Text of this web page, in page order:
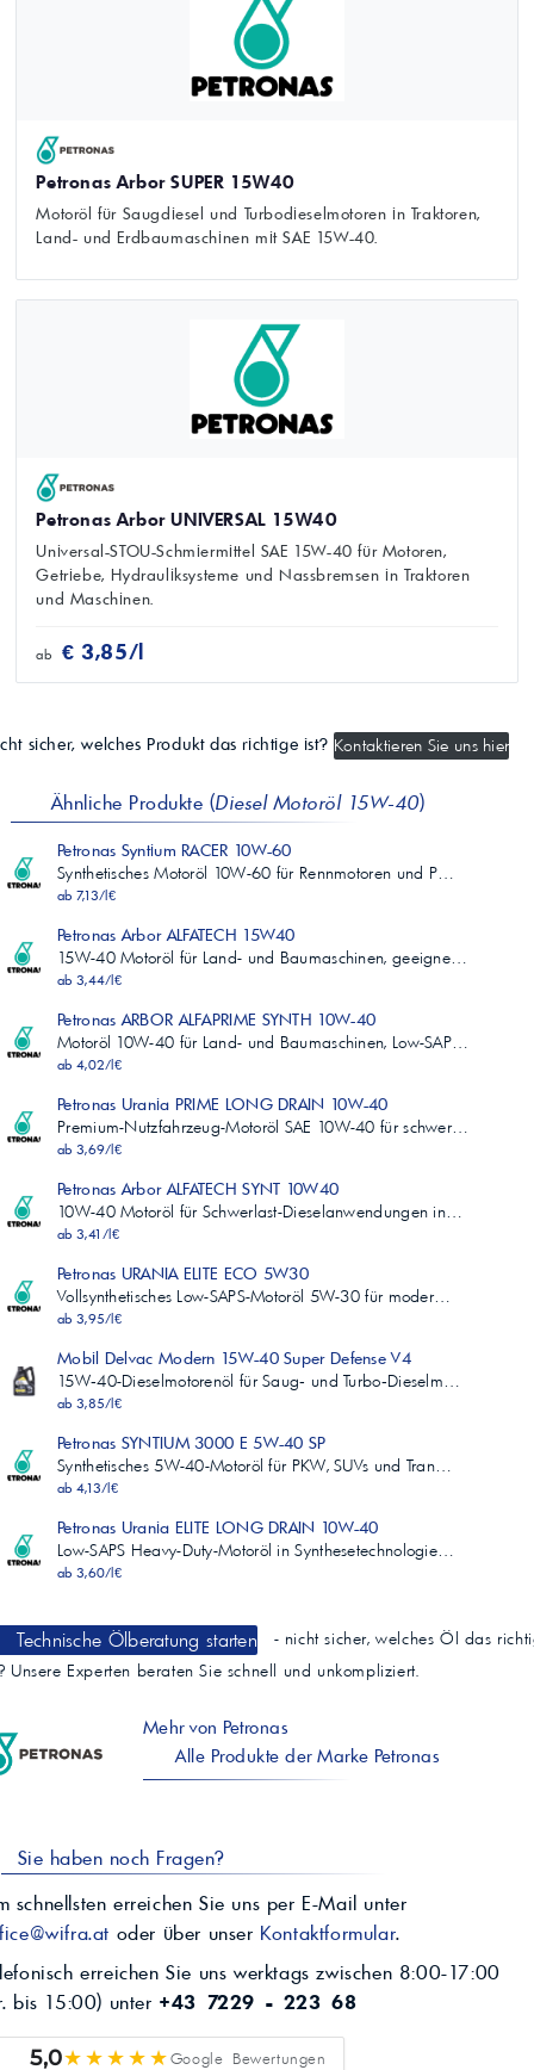
Petronas Arbor SUPER 15W40
Motoröl für Saugdiesel und Turbodieselmotoren in Traktoren,
Land- und Erdbaumaschinen mit SAE 15W-40.
Petronas Arbor UNIVERSAL 15W40
Universal-STOU-Schmiermittel SAE 15W-40 für Motoren,
Getriebe, Hydrauliksysteme und Nassbremsen in Traktoren
und Maschinen.
ab € 3,85/l
sicher, welches Produkt das richtige ist? Kontaktieren Sie uns hier
Ähnliche Produkte (Diesel Motoröl 15W-40)
Petronas Syntium RACER 10W-60
Synthetisches Motoröl 10W-60 für Rennmotoren und P…
ab 7,13/l€
Petronas Arbor ALFATECH 15W40
15W-40 Motoröl für Land- und Baumaschinen, geeigne…
ab 3,44/l€
Petronas ARBOR ALFAPRIME SYNTH 10W-40
Motoröl 10W-40 für Land- und Baumaschinen, Low-SAP…
ab 4,02/l€
Petronas Urania PRIME LONG DRAIN 10W-40
Premium-Nutzfahrzeug-Motoröl SAE 10W-40 für schwer…
ab 3,69/l€
Petronas Arbor ALFATECH SYNT 10W40
10W-40 Motoröl für Schwerlast-Dieselanwendungen in…
ab 3,41/l€
Petronas URANIA ELITE ECO 5W30
Vollsynthetisches Low-SAPS-Motoröl 5W-30 für moder…
ab 3,95/l€
Mobil Delvac Modern 15W-40 Super Defense V4
15W‑40-Dieselmotorenöl für Saug‑ und Turbo‑Dieselm…
ab 3,85/l€
Petronas SYNTIUM 3000 E 5W-40 SP
Synthetisches 5W-40-Motoröl für PKW, SUVs und Tran…
ab 4,13/l€
Petronas Urania ELITE LONG DRAIN 10W-40
Low-SAPS Heavy-Duty-Motoröl in Synthesetechnologie…
ab 3,60/l€
Technische Ölberatung starten
- nicht sicher, welches Öl das
Unsere Experten beraten Sie schnell und unkompliziert.
Mehr von Petronas
Alle Produkte der Marke Petronas
Sie haben noch Fragen?
schnellsten erreichen Sie uns per E-Mail unter
oder über unser Kontaktformular.
erreichen Sie uns werktags zwischen 8:00-17:00
bis 15:00) unter +43 7229 - 223 68
5,0★★★★★Google Bewertungen